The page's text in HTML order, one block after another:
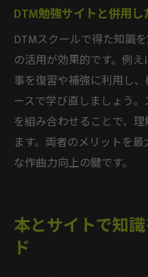
DTM勉強サイトと併用
DTMスクールで得た知識
の活用が効果的です。例
事を復習や補強に利用し
ースで学び直しましょう
を組み合わせることで、
ます。両者のメリットを
な作曲力向上の鍵です。
本とサイトで知
ド